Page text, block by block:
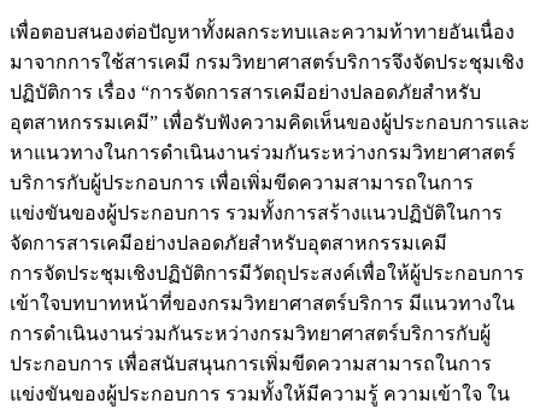
เพื่อตอบสนองต่อปัญหาทั้งผลกระทบและความท้าทายอันเนื่อง
มาจากการใช้สารเคมี กรมวิทยาศาสตร์บริการจึงจัดประชุมเชิง
ปฏิบัติการ เรื่อง “การจัดการสารเคมีอย่างปลอดภัยสำหรับ
อุตสาหกรรมเคมี” เพื่อรับฟังความคิดเห็นของผู้ประกอบการและ
หาแนวทางในการดำเนินงานร่วมกันระหว่างกรมวิทยาศาสตร์
บริการกับผู้ประกอบการ เพื่อเพิ่มขีดความสามารถในการ
แข่งขันของผู้ประกอบการ รวมทั้งการสร้างแนวปฏิบัติในการ
จัดการสารเคมีอย่างปลอดภัยสำหรับอุตสาหกรรมเคมี
การจัดประชุมเชิงปฏิบัติการมีวัตถุประสงค์เพื่อให้ผู้ประกอบการ
เข้าใจบทบาทหน้าที่ของกรมวิทยาศาสตร์บริการ มีแนวทางใน
การดำเนินงานร่วมกันระหว่างกรมวิทยาศาสตร์บริการกับผู้
ประกอบการ เพื่อสนับสนุนการเพิ่มขีดความสามารถในการ
แข่งขันของผู้ประกอบการ รวมทั้งให้มีความรู้ ความเข้าใจ ใน